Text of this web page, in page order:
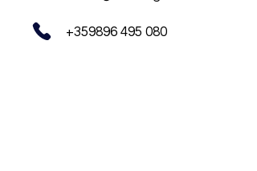
+359896 495 080